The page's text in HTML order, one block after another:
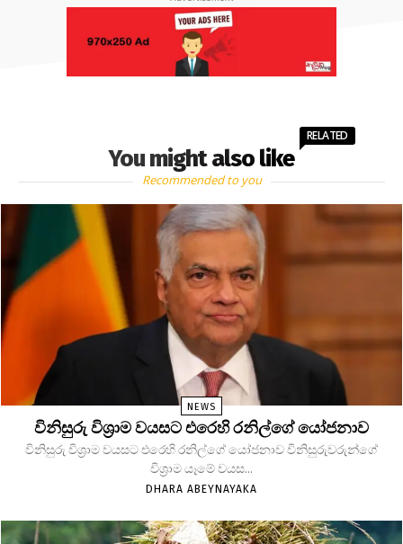
You might also like
RELATED
Recommended to you
NEWS
විනිසුරු විශ්‍රාම වයසට එරෙහි රනිල්ගේ යෝජනාව
විනිසුරු විශ්‍රාම වයසට එරෙහි රනිල්ගේ යෝජනාව විනිසුරුවරුන්ගේ
විශ්‍රාම යෑමේ වයස...
DHARA ABEYNAYAKA